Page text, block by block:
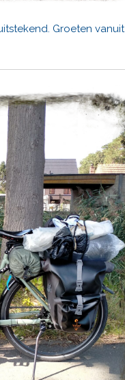
Groeten vanuit